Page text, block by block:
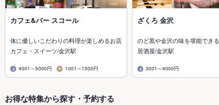
カフェ&バー スコール
体に優しいこだわりの料理が楽しめるお店
カフェ・スイーツ/金沢駅
4001～5000円 1001～1500円
ざくろ 金沢
のど黒や金沢の味を堪能でき
居酒屋/金沢駅
3001～4000円
お得な特集から探す・予約する